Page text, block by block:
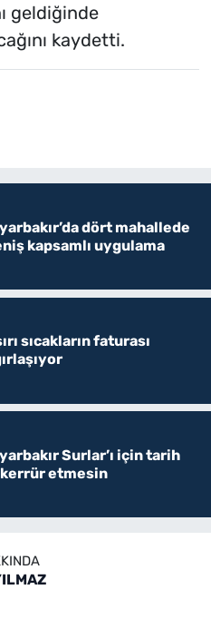
geldiğinde
kaydetti.
dört mahallede
kapsamlı uygulama
sıcakların faturası
Surlar’ı için tarih
etmesin